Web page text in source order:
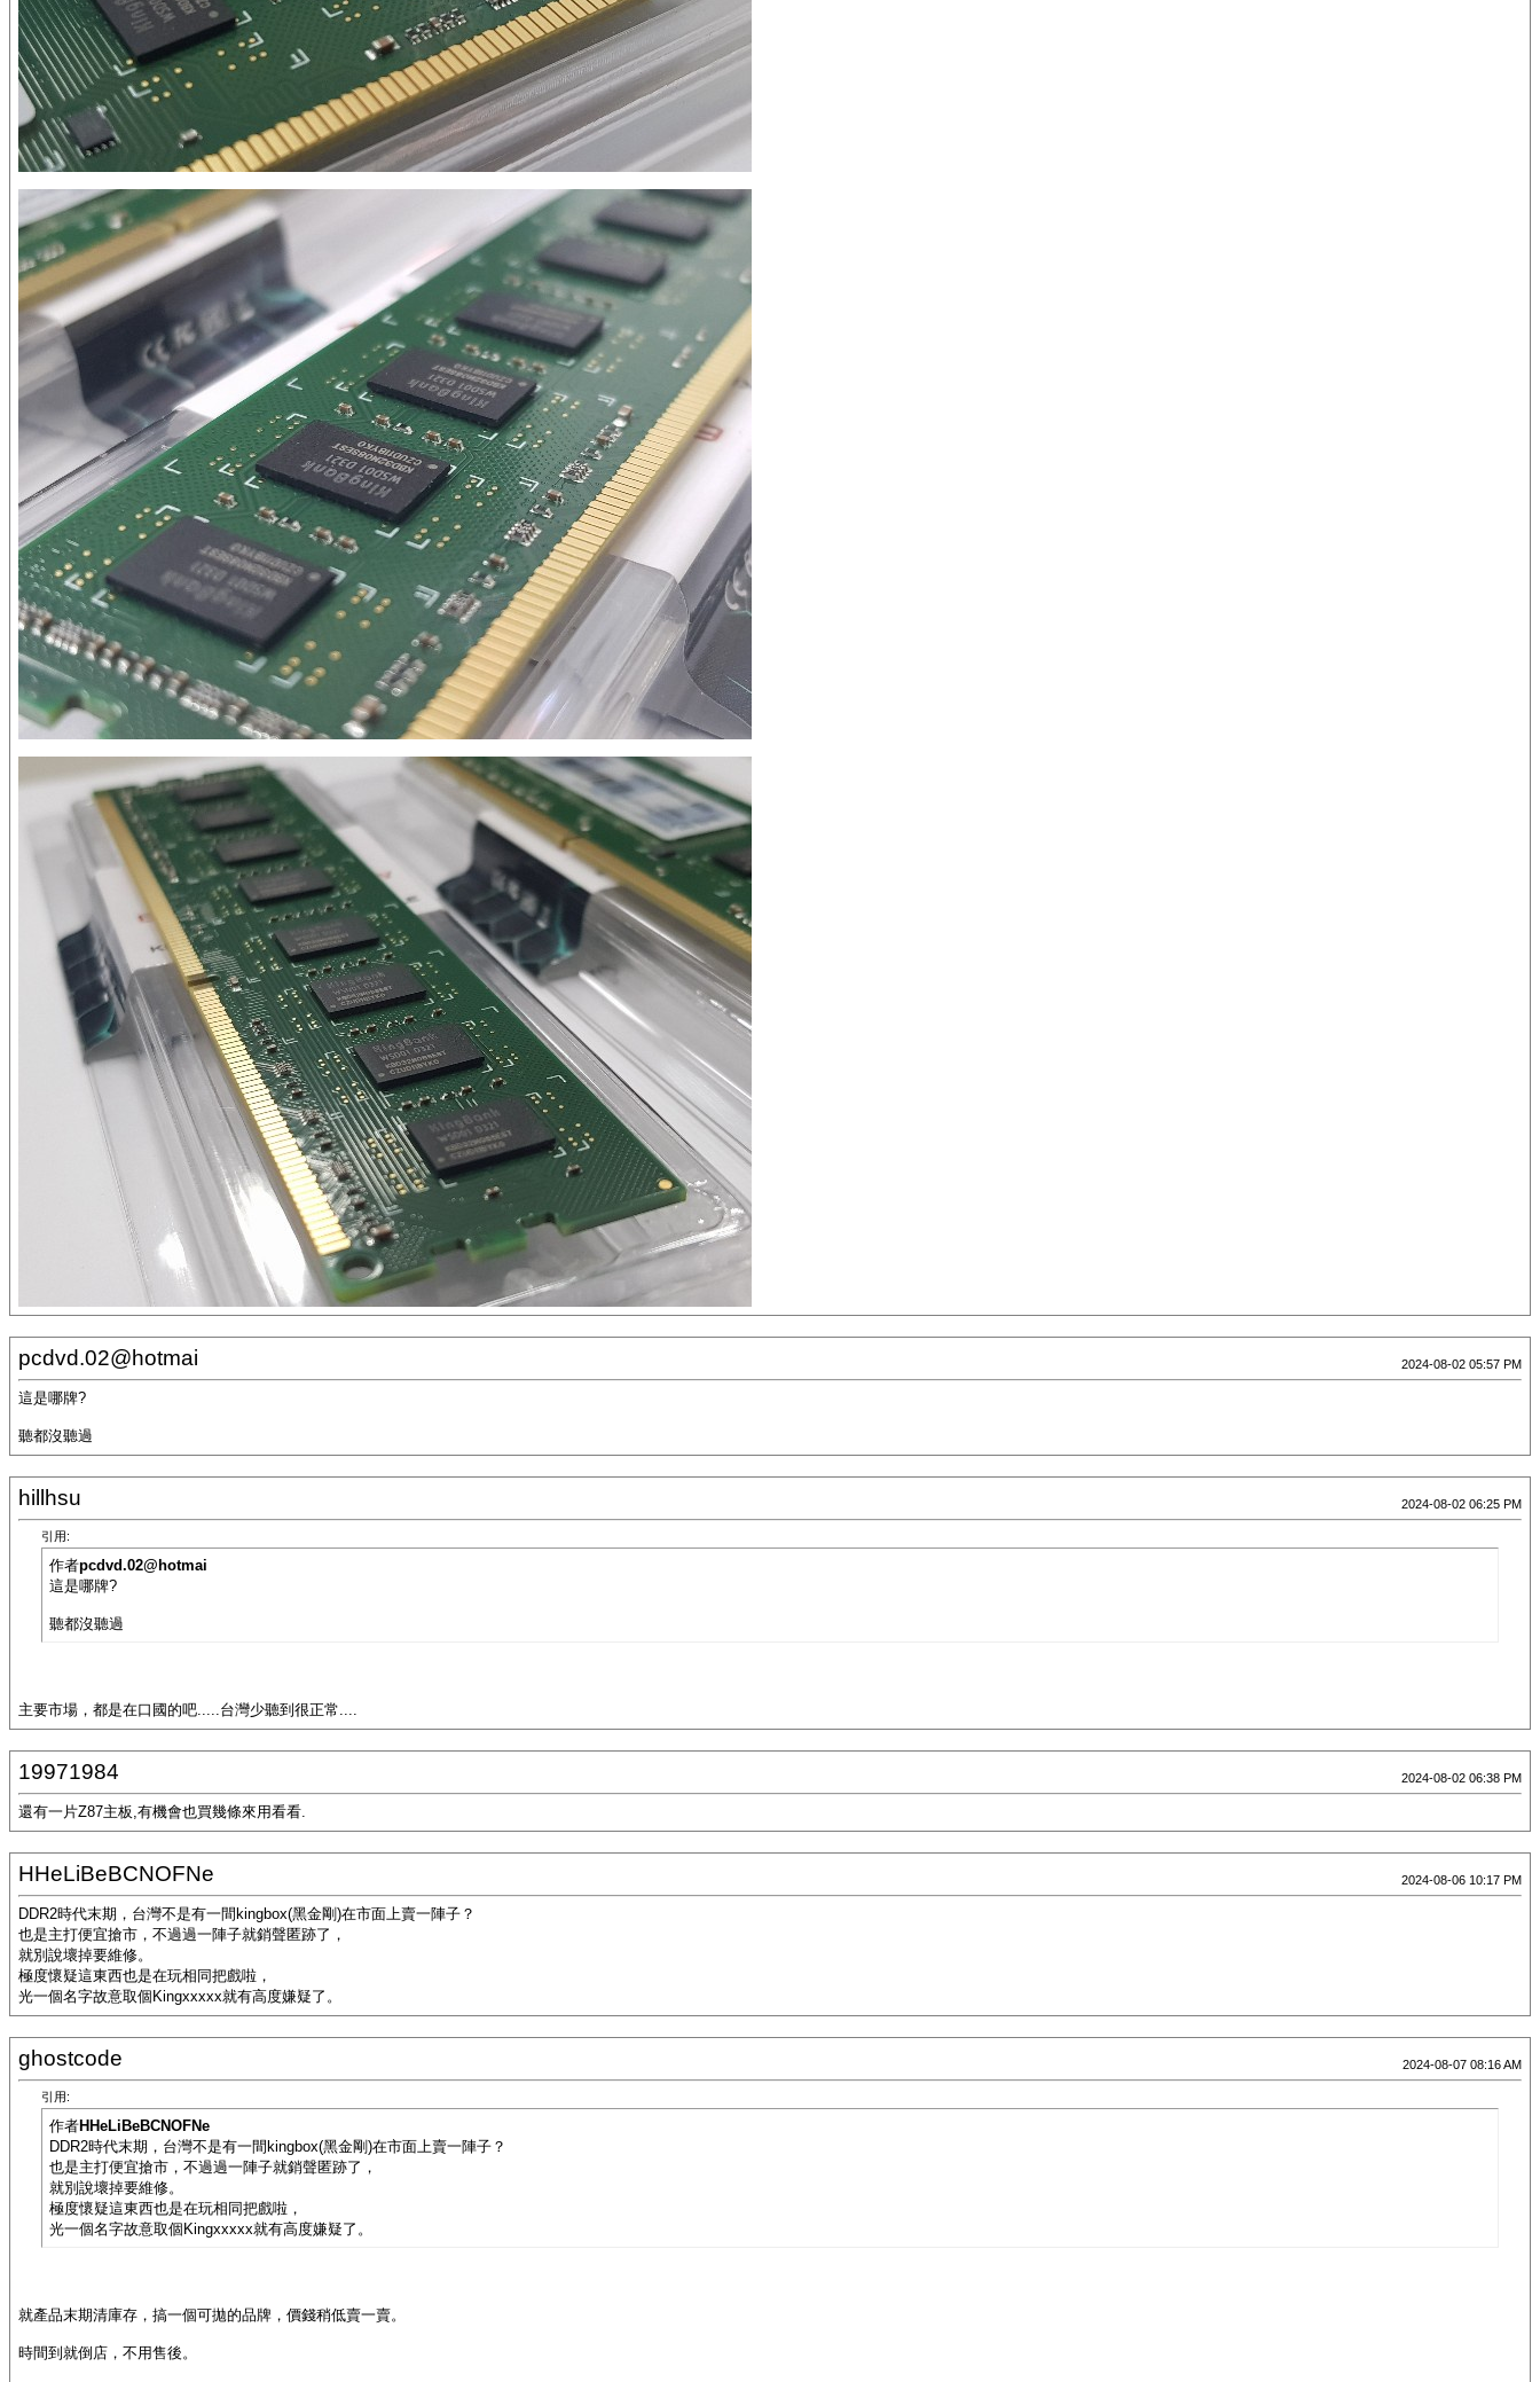
pcdvd.02@hotmai 2024-08-02 05:57 PM
這是哪牌?
聽都沒聽過
hillhsu 2024-08-02 06:25 PM
引用:
作者pcdvd.02@hotmai
這是哪牌?
聽都沒聽過
主要市場，都是在口國的吧.....台灣少聽到很正常....
19971984 2024-08-02 06:38 PM
還有一片Z87主板,有機會也買幾條來用看看.
HHeLiBeBCNOFNe 2024-08-06 10:17 PM
DDR2時代末期，台灣不是有一間kingbox(黑金剛)在市面上賣一陣子？
也是主打便宜搶市，不過過一陣子就銷聲匿跡了，
就別說壞掉要維修。
極度懷疑這東西也是在玩相同把戲啦，
光一個名字故意取個Kingxxxxx就有高度嫌疑了。
ghostcode 2024-08-07 08:16 AM
引用:
作者HHeLiBeBCNOFNe
DDR2時代末期，台灣不是有一間kingbox(黑金剛)在市面上賣一陣子？
也是主打便宜搶市，不過過一陣子就銷聲匿跡了，
就別說壞掉要維修。
極度懷疑這東西也是在玩相同把戲啦，
光一個名字故意取個Kingxxxxx就有高度嫌疑了。
就產品末期清庫存，搞一個可拋的品牌，價錢稍低賣一賣。
時間到就倒店，不用售後。